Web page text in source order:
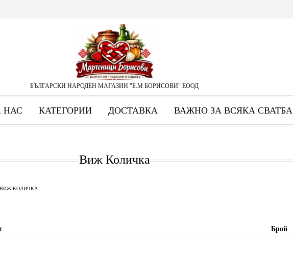
БЪЛГАРСКИ НАРОДЕН МАГАЗИН "Б.М БОРИСОВИ" ЕООД
НАС КАТЕГОРИИ ДОСТАВКА ВАЖНО ЗА ВСЯКА СВАТБА
ВИЖ КОЛИЧКА
Виж Количка
Брой